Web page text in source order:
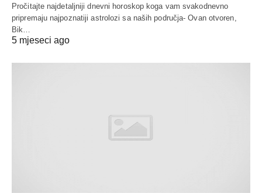
Pročitajte najdetaljniji dnevni horoskop koga vam svakodnevno
pripremaju najpoznatiji astrolozi sa naših područja- Ovan otvoren,
Bik…
5 mjeseci ago